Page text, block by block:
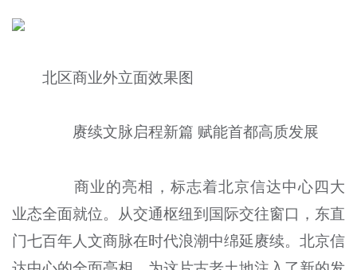
北区商业外立面效果图
赓续文脉启程新篇 赋能首都高质发展
商业的亮相，标志着北京信达中心四大
业态全面就位。从交通枢纽到国际交往窗口，东直
门七百年人文商脉在时代浪潮中绵延赓续。北京信